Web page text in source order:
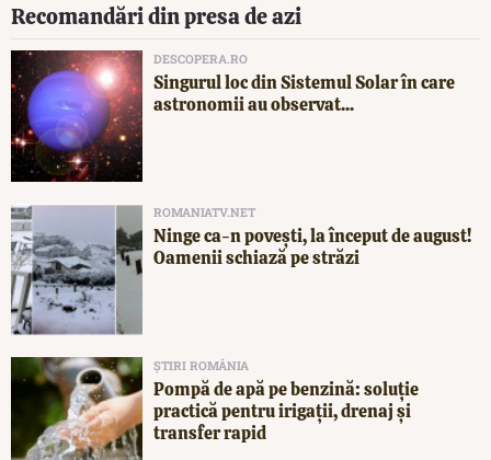
Recomandări din presa de azi
DESCOPERA.RO
Singurul loc din Sistemul Solar în care
astronomii au observat...
ROMANIATV.NET
Ninge ca-n povești, la început de august!
Oamenii schiază pe străzi
ȘTIRI ROMÂNIA
Pompă de apă pe benzină: soluție
practică pentru irigații, drenaj și
transfer rapid